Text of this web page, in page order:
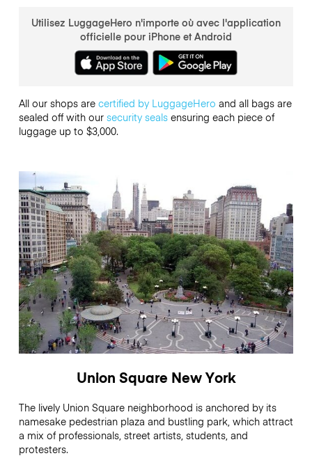
Utilisez LuggageHero n'importe où avec l'application
officielle pour iPhone et Android
All our shops are certified by LuggageHero and all bags are
sealed off with our security sealsensuring each piece of
luggage up to $3,000.
Union Square New York
The lively Union Square neighborhood is anchored by its
namesake pedestrian plaza and bustling park, which attract
a mix of professionals, street artists, students, and
protesters.